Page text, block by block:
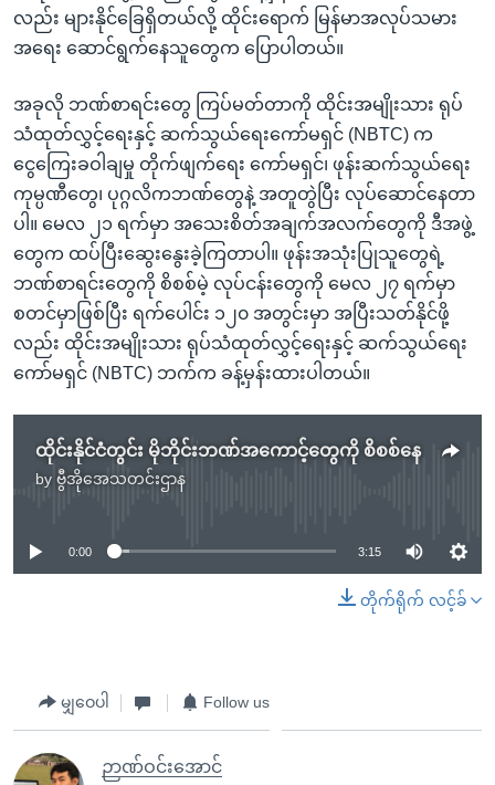
လည်း များနိုင်ခြေရှိတယ်လို့ ထိုင်းရောက် မြန်မာအလုပ်သမား
အရေး ဆောင်ရွက်နေသူတွေက ပြောပါတယ်။
အခုလို ဘဏ်စာရင်းတွေ ကြပ်မတ်တာကို ထိုင်းအမျိုးသား ရုပ်
သံထုတ်လွှင့်ရေးနှင့် ဆက်သွယ်ရေးကော်မရှင် (NBTC) က
ငွေကြေးခဝါချမှု တိုက်ဖျက်ရေး ကော်မရှင်၊ ဖုန်းဆက်သွယ်ရေး
ကုမ္ပဏီတွေ၊ ပုဂ္ဂလိကဘဏ်တွေနဲ့ အတူတွဲပြီး လုပ်ဆောင်နေတာ
ပါ။ မေလ ၂၁ ရက်မှာ အသေးစိတ်အချက်အလက်တွေကို ဒီအဖွဲ့
တွေက ထပ်ပြီးဆွေးနွေးခဲ့ကြတာပါ။ ဖုန်းအသုံးပြုသူတွေရဲ့
ဘဏ်စာရင်းတွေကို စိစစ်မဲ့ လုပ်ငန်းတွေကို မေလ ၂၇ ရက်မှာ
စတင်မှာဖြစ်ပြီး ရက်ပေါင်း ၁၂၀ အတွင်းမှာ အပြီးသတ်နိုင်ဖို့
လည်း ထိုင်းအမျိုးသား ရုပ်သံထုတ်လွှင့်ရေးနှင့် ဆက်သွယ်ရေး
ကော်မရှင် (NBTC) ဘက်က ခန့်မှန်းထားပါတယ်။
ထိုင်းနိုင်ငံတွင်း မိုဘိုင်းဘဏ်အကောင့်တွေကို စိစစ်နေ
by ဗွီအိုအေသတင်းဌာန
No media source currently available
0:00 3:15
တိုက်ရိုက် လင့်ခ်
မျှဝေပါ Follow us
ဉာဏ်ဝင်းအောင်